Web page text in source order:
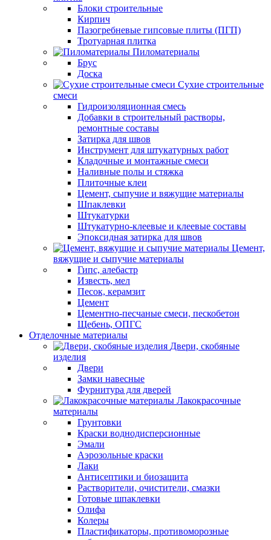
Блоки строительные
Кирпич
Пазогребневые гипсовые плиты (ПГП)
Тротуарная плитка
Пиломатериалы
Брус
Доска
Сухие строительные
смеси
Гидроизоляционная смесь
Добавки в строительный растворы,
ремонтные составы
Затирка для швов
Инструмент для штукатурных работ
Кладочные и монтажные смеси
Наливные полы и стяжка
Плиточные клеи
Цемент, сыпучие и вяжущие материалы
Шпаклевки
Штукатурки
Штукатурно-клеевые и клеевые составы
Эпоксидная затирка для швов
Цемент,
вяжущие и сыпучие материалы
Гипс, алебастр
Известь, мел
Песок, керамзит
Цемент
Цементно-песчаные смеси, пескобетон
Щебень, ОПГС
Отделочные материалы
Двери, скобяные
изделия
Двери
Замки навесные
Фурнитура для дверей
Лакокрасочные
материалы
Грунтовки
Краски воднодисперсионные
Эмали
Аэрозольные краски
Лаки
Антисептики и биозащита
Растворители, очистители, смазки
Готовые шпаклевки
Олифа
Колеры
Пластификаторы, противоморозные